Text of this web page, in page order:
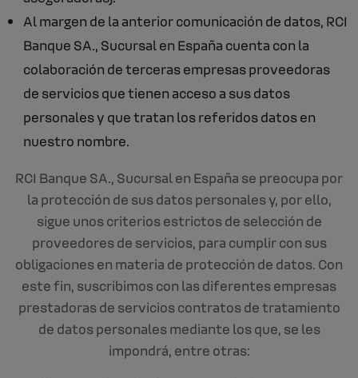
Al margen de la anterior comunicación de datos, RCI
Banque SA., Sucursal en España cuenta con la
colaboración de terceras empresas proveedoras
de servicios que tienen acceso a sus datos
personales y que tratan los referidos datos en
nuestro nombre.
RCI Banque SA., Sucursal en España se preocupa por
la protección de sus datos personales y, por ello,
sigue unos criterios estrictos de selección de
proveedores de servicios, para cumplir con sus
obligaciones en materia de protección de datos. Con
este fin, suscribimos con las diferentes empresas
prestadoras de servicios contratos de tratamiento
de datos personales mediante los que, se les
impondrá, entre otras: